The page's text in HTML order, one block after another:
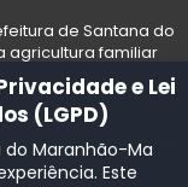
de Santana do
agricultura familiar
e Lei
(LGPD)
Maranhão-Ma
Este